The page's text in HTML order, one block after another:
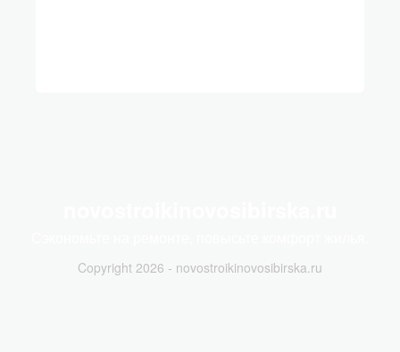
Copyright 2026 - novostroikinovosibirska.ru